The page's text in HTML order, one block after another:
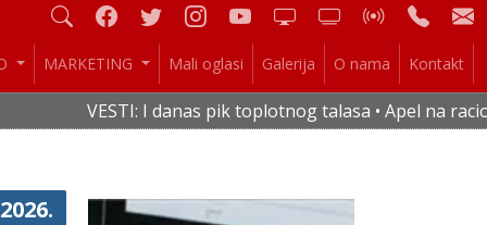
MARKETING Mali oglasi Galerija O nama Kontakt
I danas pik toplotnog talasa • Apel na racionalnu